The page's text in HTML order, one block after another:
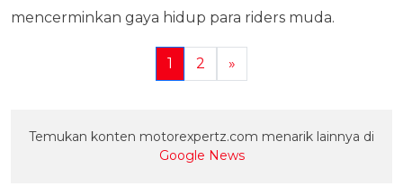
mencerminkan gaya hidup para riders muda.
1 2 »
Temukan konten motorexpertz.com menarik lainnya di
Google News